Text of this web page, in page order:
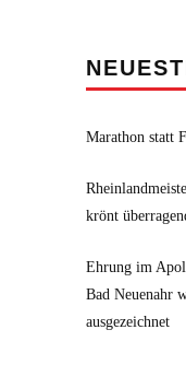
Marathon statt
krönt
Ehrung im
Bad Neuenahr
ausgezeichnet